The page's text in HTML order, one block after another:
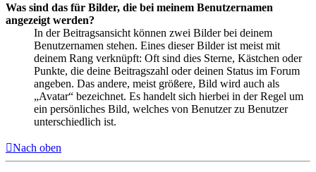
Was sind das für Bilder, die bei meinem Benutzernamen
angezeigt werden?
In der Beitragsansicht können zwei Bilder bei deinem
Benutzernamen stehen. Eines dieser Bilder ist meist mit
deinem Rang verknüpft: Oft sind dies Sterne, Kästchen oder
Punkte, die deine Beitragszahl oder deinen Status im Forum
angeben. Das andere, meist größere, Bild wird auch als
„Avatar“ bezeichnet. Es handelt sich hierbei in der Regel um
ein persönliches Bild, welches von Benutzer zu Benutzer
unterschiedlich ist.
Nach oben